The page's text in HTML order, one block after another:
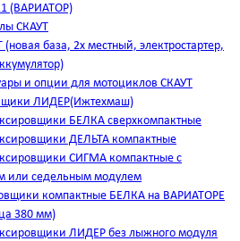
(ВАРИАТОР)
СКАУТ
база, 2х местный, электростартер,
и опции для мотоциклов СКАУТ
ЛИДЕР(Ижтехмаш)
БЕЛКА сверхкомпактные
ДЕЛЬТА компактные
СИГМА компактные с
или седельным модулем
компактные БЕЛКА на ВАРИАТОРЕ
380 мм)
ЛИДЕР без лыжного модуля